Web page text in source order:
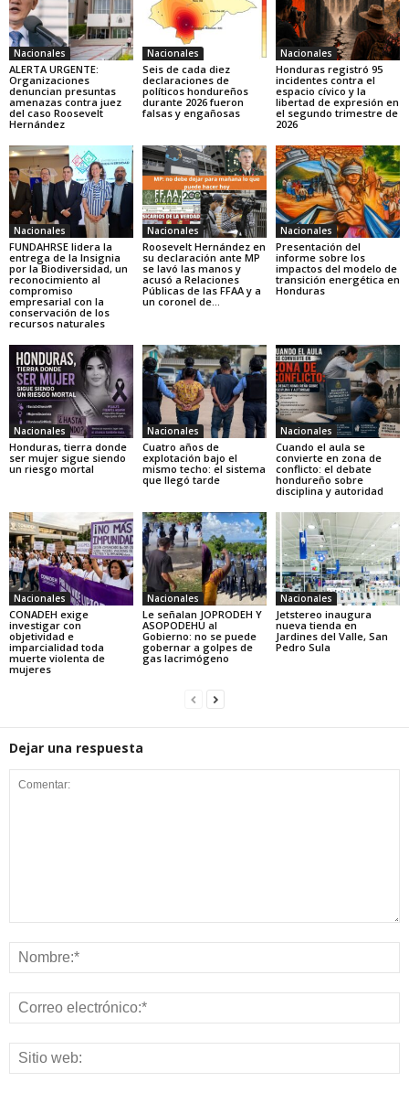
Nacionales
ALERTA URGENTE:
Organizaciones
denuncian presuntas
amenazas contra juez
del caso Roosevelt
Hernández
Nacionales
Seis de cada diez
declaraciones de
políticos hondureños
durante 2026 fueron
falsas y engañosas
Nacionales
Honduras registró 95
incidentes contra el
espacio cívico y la
libertad de expresión en
el segundo trimestre de
2026
Nacionales
FUNDAHRSE lidera la
entrega de la Insignia
por la Biodiversidad, un
reconocimiento al
compromiso
empresarial con la
conservación de los
recursos naturales
Nacionales
Roosevelt Hernández en
su declaración ante MP
se lavó las manos y
acusó a Relaciones
Públicas de las FFAA y a
un coronel de...
Nacionales
Presentación del
informe sobre los
impactos del modelo de
transición energética en
Honduras
Nacionales
Honduras, tierra donde
ser mujer sigue siendo
un riesgo mortal
Nacionales
Cuatro años de
explotación bajo el
mismo techo: el sistema
que llegó tarde
Nacionales
Cuando el aula se
convierte en zona de
conflicto: el debate
hondureño sobre
disciplina y autoridad
Nacionales
CONADEH exige
investigar con
objetividad e
imparcialidad toda
muerte violenta de
mujeres
Nacionales
Le señalan JOPRODEH Y
ASOPODEHU al
Gobierno: no se puede
gobernar a golpes de
gas lacrimógeno
Nacionales
Jetstereo inaugura
nueva tienda en
Jardines del Valle, San
Pedro Sula
Dejar una respuesta